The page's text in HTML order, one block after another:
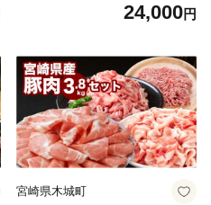
24,000円
宮崎県木城町